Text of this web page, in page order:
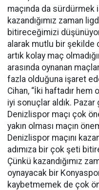
maçında da sürdürmek
kazandığımız zaman
bitireceğimizi
alarak mutlu bir şekilde
artık kolay maç
arasında oynanan
fazla olduğuna işaret
Cihan, “İki haftadır hem
iyi sonuçlar aldık. Pazar
Denizlispor maçı çok
yakın olması maçın
Denizlispor maçını
adımıza bir çok şeti
Çünkü kazandığımız
oynayacak bir
kaybetmemek de çok